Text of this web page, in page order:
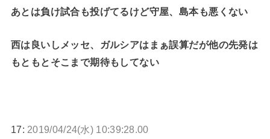
あとは負け試合も投げてるけど守屋、島本も悪くない
西は良いしメッセ、ガルシアはまぁ誤算だが他の先発は
もともとそこまで期待もしてない
17: 2019/04/24(水) 10:39:28.00